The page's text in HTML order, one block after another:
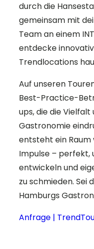
durch die
gemeinsam mit
Team an einem
entdecke
Trendlocations
Auf unseren
Best-Practice-
ups, die die
Gastronomie
entsteht ein Raum
Impulse – perfekt,
entwickeln und
zu schmieden. Sei
Hamburgs
Anfrage |